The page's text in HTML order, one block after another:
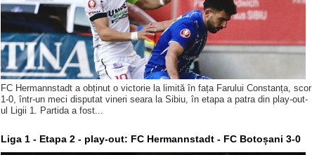
FC Hermannstadt a obținut o victorie la limită în fața Farului Constanța, scor
1-0, într-un meci disputat vineri seara la Sibiu, în etapa a patra din play-out-
ul Ligii 1. Partida a fost...
Liga 1 - Etapa 2 - play-out: FC Hermannstadt - FC Botoșani 3-0